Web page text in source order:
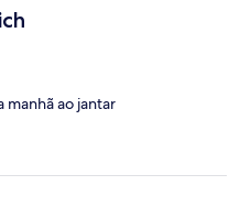
manhã ao jantar